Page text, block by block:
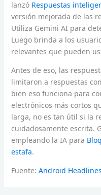
lanzó Respuestas
versión mejorada de las
Utiliza Gemini AI para
Luego brinda a los
relevantes que pueden
Antes de eso, las
limitaron a respuestas
bien eso funciona para
electrónicos más cortos
larga, no es tan útil si la
cuidadosamente escrita.
empleando la IA para
estafa.
Fuente: Android Headlines